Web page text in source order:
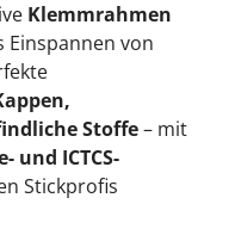
Klemmrahmen
Einspannen von
Stoffe– mit
und ICTCS-
Stickprofis